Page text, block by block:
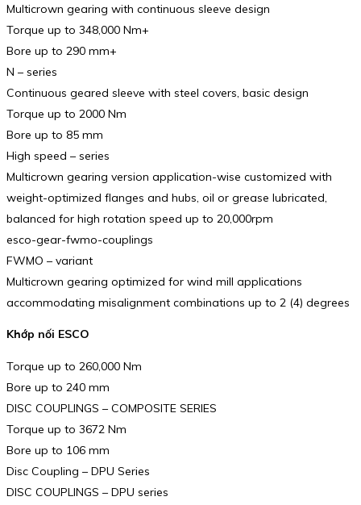
Multicrown gearing with continuous sleeve design
Torque up to 348,000 Nm+
Bore up to 290 mm+
N – series
Continuous geared sleeve with steel covers, basic design
Torque up to 2000 Nm
Bore up to 85 mm
High speed – series
Multicrown gearing version application-wise customized with
weight-optimized flanges and hubs, oil or grease lubricated,
balanced for high rotation speed up to 20,000rpm
esco-gear-fwmo-couplings
FWMO – variant
Multicrown gearing optimized for wind mill applications
accommodating misalignment combinations up to 2 (4) degrees
Khớp nối ESCO
Torque up to 260,000 Nm
Bore up to 240 mm
DISC COUPLINGS – COMPOSITE SERIES
Torque up to 3672 Nm
Bore up to 106 mm
Disc Coupling – DPU Series
DISC COUPLINGS – DPU series